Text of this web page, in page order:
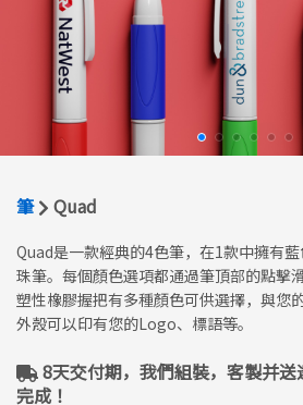
筆 Quad
Quad是一款經典的4色筆，在1款中擁有
珠筆。每個顏色選項都通過筆頂部的點擊
塑性橡膠握把有多種顏色可供選擇，與您
外殼可以印有您的Logo、標語等。
8天交付期，我們組裝，客製并
完成！